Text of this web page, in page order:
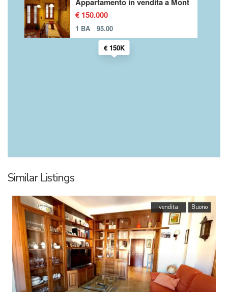
€ 150K
€ 150.000
1 BA 95.00
Similar Listings
vendita Buono